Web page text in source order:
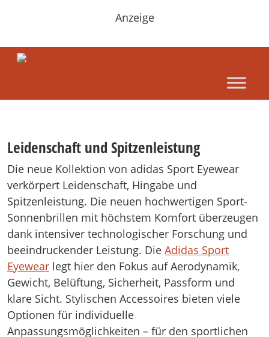
Anzeige
Leidenschaft und Spitzenleistung
Die neue Kollektion von adidas Sport Eyewear
verkörpert Leidenschaft, Hingabe und
Spitzenleistung. Die neuen hochwertigen Sport-
Sonnenbrillen mit höchstem Komfort überzeugen
dank intensiver technologischer Forschung und
beeindruckender Leistung. Die Adidas Sport
Eyewear legt hier den Fokus auf Aerodynamik,
Gewicht, Belüftung, Sicherheit, Passform und
klare Sicht. Stylischen Accessoires bieten viele
Optionen für individuelle
Anpassungsmöglichkeiten – für den sportlichen